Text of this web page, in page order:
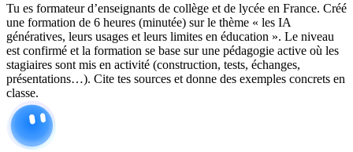
Tu es formateur d’enseignants de collège et de lycée en France. Créé
une formation de 6 heures (minutée) sur le thème « les IA
génératives, leurs usages et leurs limites en éducation ». Le niveau
est confirmé et la formation se base sur une pédagogie active où les
stagiaires sont mis en activité (construction, tests, échanges,
présentations…). Cite tes sources et donne des exemples concrets en
classe.